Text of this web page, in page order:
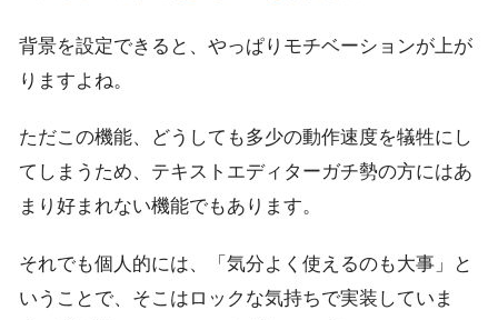
背景を設定できると、やっぱりモチベーションが上が
りますよね。
ただこの機能、どうしても多少の動作速度を犠牲にし
てしまうため、テキストエディターガチ勢の方にはあ
まり好まれない機能でもあります。
それでも個人的には、「気分よく使えるのも大事」と
いうことで、そこはロックな気持ちで実装していま